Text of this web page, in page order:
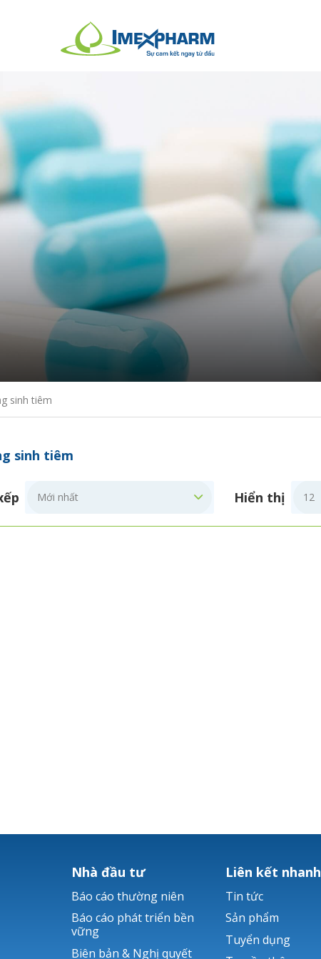
sinh tiêm
sinh tiêm
Hiển thị
Nhà đầu tư
Báo cáo thường niên
Báo cáo phát triển bền
vững
Biên bản & Nghị quyết
Liên kết nhanh
Tin tức
Sản phẩm
Tuyển dụng